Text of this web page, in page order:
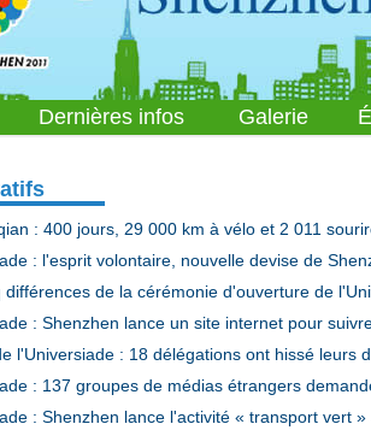
Dernières infos Galerie
: 400 jours, 29 000 km à vélo et 2 011
: l'esprit volontaire, nouvelle devise de
différences de la cérémonie d'ouverture de
: Shenzhen lance un site internet pour
l'Universiade : 18 délégations ont hissé leurs
: 137 groupes de médias étrangers
: Shenzhen lance l'activité « transport vert